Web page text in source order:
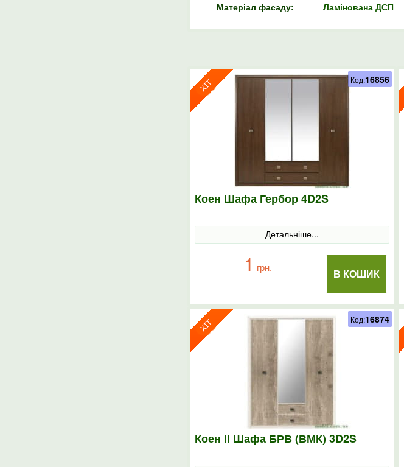
Матеріал фасаду:
Ламінована ДСП
Коен Шафа Гербор 4D2S
Детальніше...
В КОШИК
1 грн.
Код:16856
Коен II Шафа БРВ (ВМК) 3D2S
Код:16874